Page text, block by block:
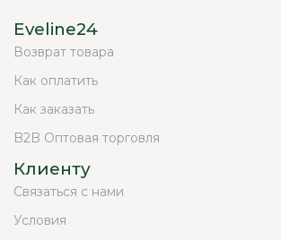
Eveline24
Возврат товара
Как оплатить
Как заказать
B2B Оптовая торговля
Клиенту
Связаться с нами
Условия